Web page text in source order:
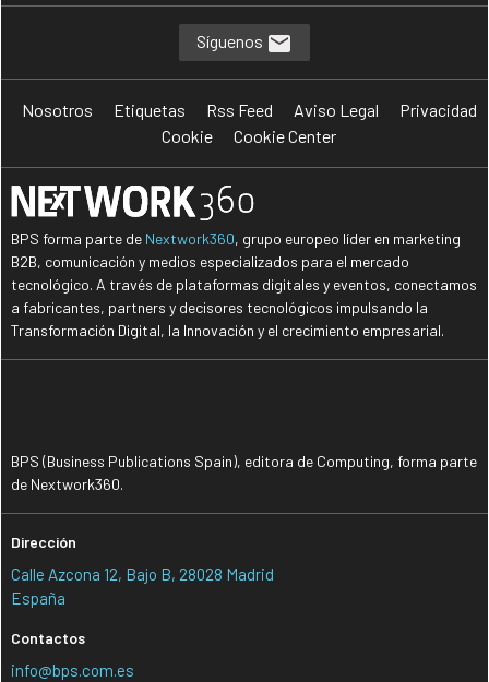
Síguenos
Nosotros Etiquetas Rss Feed Aviso Legal
Privacidad
Cookie
Cookie Center
BPS forma parte de Nextwork360, grupo europeo líder en marketing
B2B, comunicación y medios especializados para el mercado
tecnológico. A través de plataformas digitales y eventos, conectamos
a fabricantes, partners y decisores tecnológicos impulsando la
Transformación Digital, la Innovación y el crecimiento empresarial.
BPS (Business Publications Spain), editora de Computing, forma parte
de Nextwork360.
Dirección
Calle Azcona 12, Bajo B, 28028 Madrid
España
Contactos
info@bps.com.es